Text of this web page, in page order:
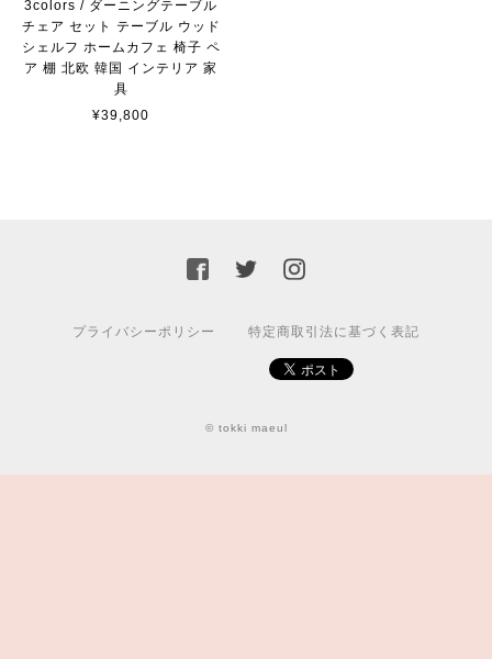
3colors / ダーニングテーブル
チェア セット テーブル ウッド
シェルフ ホームカフェ 椅子 ペ
ア 棚 北欧 韓国 インテリア 家
具
¥39,800
プライバシーポリシー 特定商取引法に基づく表記
© tokki maeul